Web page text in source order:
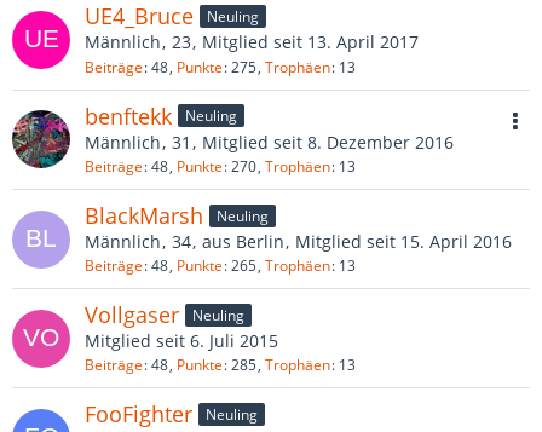
UE4_Bruce Neuling
Männlich 23 Mitglied seit 13. April 2017
Beiträge 48 Punkte 275 Trophäen 13
benftekk Neuling
Männlich 31 Mitglied seit 8. Dezember 2016
Beiträge 48 Punkte 270 Trophäen 13
BlackMarsh Neuling
Männlich 34 aus Berlin Mitglied seit 15. April 2016
Beiträge 48 Punkte 265 Trophäen 13
Vollgaser Neuling
Mitglied seit 6. Juli 2015
Beiträge 48 Punkte 285 Trophäen 13
FooFighter Neuling